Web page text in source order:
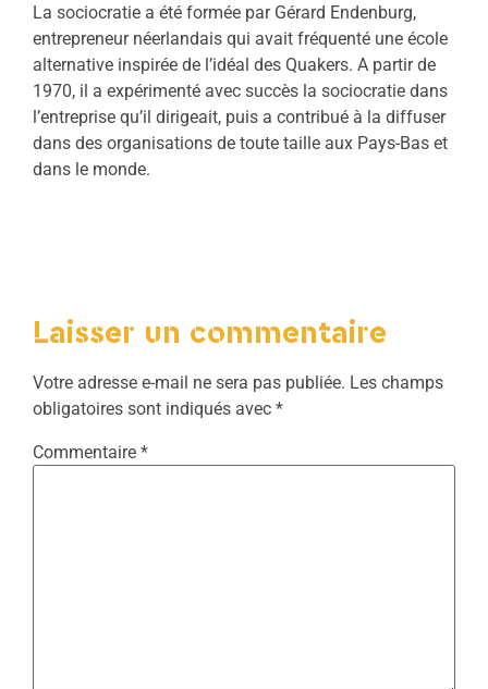
La sociocratie a été formée par Gérard Endenburg,
entrepreneur néerlandais qui avait fréquenté une école
alternative inspirée de l’idéal des Quakers. A partir de
1970, il a expérimenté avec succès la sociocratie dans
l’entreprise qu’il dirigeait, puis a contribué à la diffuser
dans des organisations de toute taille aux Pays-Bas et
dans le monde.
Laisser un commentaire
Votre adresse e-mail ne sera pas publiée. Les champs
obligatoires sont indiqués avec *
Commentaire *